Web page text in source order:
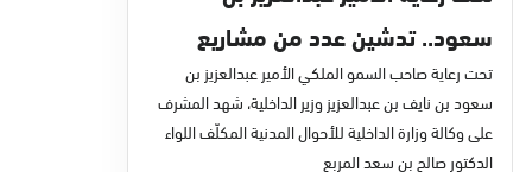
سعود.. تدشين عدد من مشاريع
التحول الرقمي والخدمات الإلكترونية
للأحوال المدنية
تحت رعاية صاحب السمو الملكي الأمير عبدالعزيز بن
سعود بن نايف بن عبدالعزيز وزير الداخلية، شهد المشرف
على وكالة وزارة الداخلية للأحوال المدنية المكلّف اللواء
الدكتور صالح بن سعد المربع